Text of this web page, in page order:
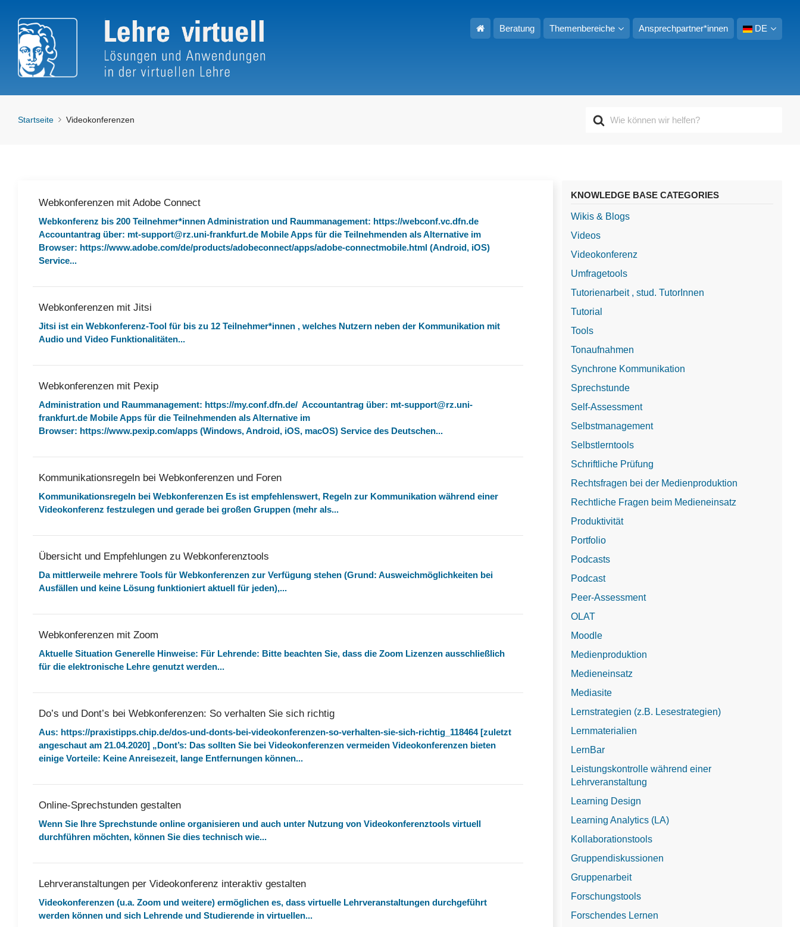
Hauptseite
Beratung Themenbereiche Ansprechpartner*innen DE
Startseite Videokonferenzen
a
h
Webkonferenzen mit Adobe Connect
Webkonferenz bis 200 Teilnehmer*innen Administration und Raummanagement: https://webconf.vc.dfn.de
Accountantrag über: mt-support@rz.uni-frankfurt.de Mobile Apps für die Teilnehmenden als Alternative im
Browser: https://www.adobe.com/de/products/adobeconnect/apps/adobe-connectmobile.html (Android, iOS)
Service...
Webkonferenzen mit Jitsi
Jitsi ist ein Webkonferenz-Tool für bis zu 12 Teilnehmer*innen , welches Nutzern neben der Kommunikation mit
Audio und Video Funktionalitäten...
Webkonferenzen mit Pexip
Administration und Raummanagement: https://my.conf.dfn.de/ Accountantrag über: mt-support@rz.uni-
frankfurt.de Mobile Apps für die Teilnehmenden als Alternative im
Browser: https://www.pexip.com/apps (Windows, Android, iOS, macOS) Service des Deutschen...
Kommunikationsregeln bei Webkonferenzen und Foren
Kommunikationsregeln bei Webkonferenzen Es ist empfehlenswert, Regeln zur Kommunikation während einer
Videokonferenz festzulegen und gerade bei großen Gruppen (mehr als...
Übersicht und Empfehlungen zu Webkonferenztools
Da mittlerweile mehrere Tools für Webkonferenzen zur Verfügung stehen (Grund: Ausweichmöglichkeiten bei
Ausfällen und keine Lösung funktioniert aktuell für jeden),...
Webkonferenzen mit Zoom
Aktuelle Situation Generelle Hinweise: Für Lehrende: Bitte beachten Sie, dass die Zoom Lizenzen ausschließlich
für die elektronische Lehre genutzt werden...
Do’s und Dont’s bei Webkonferenzen: So verhalten Sie sich richtig
Aus: https://praxistipps.chip.de/dos-und-donts-bei-videokonferenzen-so-verhalten-sie-sich-richtig_118464 [zuletzt
angeschaut am 21.04.2020] „Dont’s: Das sollten Sie bei Videokonferenzen vermeiden Videokonferenzen bieten
einige Vorteile: Keine Anreisezeit, lange Entfernungen können...
Online-Sprechstunden gestalten
Wenn Sie Ihre Sprechstunde online organisieren und auch unter Nutzung von Videokonferenztools virtuell
durchführen möchten, können Sie dies technisch wie...
Lehrveranstaltungen per Videokonferenz interaktiv gestalten
Videokonferenzen (u.a. Zoom und weitere) ermöglichen es, dass virtuelle Lehrveranstaltungen durchgeführt
werden können und sich Lehrende und Studierende in virtuellen...
KNOWLEDGE BASE CATEGORIES
Wikis & Blogs
Videos
Videokonferenz
Umfragetools
Tutorienarbeit , stud. TutorInnen
Tutorial
Tools
Tonaufnahmen
Synchrone Kommunikation
Sprechstunde
Self-Assessment
Selbstmanagement
Selbstlerntools
Schriftliche Prüfung
Rechtsfragen bei der Medienproduktion
Rechtliche Fragen beim Medieneinsatz
Produktivität
Portfolio
Podcasts
Podcast
Peer-Assessment
OLAT
Moodle
Medienproduktion
Medieneinsatz
Mediasite
Lernstrategien (z.B. Lesestrategien)
Lernmaterialien
LernBar
Leistungskontrolle während einer
Lehrveranstaltung
Learning Design
Learning Analytics (LA)
Kollaborationstools
Gruppendiskussionen
Gruppenarbeit
Forschungstools
Forschendes Lernen